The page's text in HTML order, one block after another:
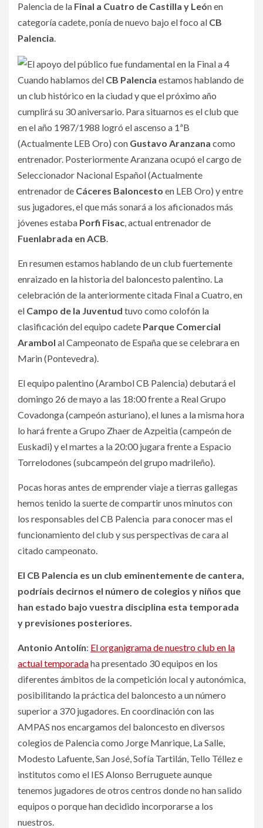
Palencia de la Final a Cuatro de Castilla y León en
categoría cadete, ponía de nuevo bajo el foco al CB
Palencia.
Cuando hablamos del CB Palencia estamos hablando de
un club histórico en la ciudad y que el próximo año
cumplirá su 30 aniversario. Para situarnos es el club que
en el año 1987/1988 logró el ascenso a 1ªB
(Actualmente LEB Oro) con Gustavo Aranzana como
entrenador. Posteriormente Aranzana ocupó el cargo de
Seleccionador Nacional Español (Actualmente
entrenador de Cáceres Baloncesto en LEB Oro) y entre
sus jugadores, el que más sonará a los aficionados más
jóvenes estaba Porfi Fisac, actual entrenador de
Fuenlabrada en ACB.
En resumen estamos hablando de un club fuertemente
enraizado en la historia del baloncesto palentino. La
celebración de la anteriormente citada Final a Cuatro, en
el Campo de la Juventud tuvo como colofón la
clasificación del equipo cadete Parque Comercial
Arambol al Campeonato de España que se celebrara en
Marin (Pontevedra).
El equipo palentino (Arambol CB Palencia) debutará el
domingo 26 de mayo a las 18:00 frente a Real Grupo
Covadonga (campeón asturiano), el lunes a la misma hora
lo hará frente a Grupo Zhaer de Azpeitia (campeón de
Euskadi) y el martes a la 20:00 jugara frente a Espacio
Torrelodones (subcampeón del grupo madrileño).
Pocas horas antes de emprender viaje a tierras gallegas
hemos tenido la suerte de compartir unos minutos con
los responsables del CB Palencia para conocer mas el
funcionamiento del club y sus perspectivas de cara al
citado campeonato.
El CB Palencia es un club eminentemente de cantera,
podríais decirnos el número de colegios y niños que
han estado bajo vuestra disciplina esta temporada
y previsiones posteriores.
Antonio Antolín: El organigrama de nuestro club en la
actual temporadaha presentado 30 equipos en los
diferentes ámbitos de la competición local y autonómica,
posibilitando la práctica del baloncesto a un número
superior a 370 jugadores. En coordinación con las
AMPAS nos encargamos del baloncesto en diversos
colegios de Palencia como Jorge Manrique, La Salle,
Modesto Lafuente, San José, Sofía Tartilán, Tello Téllez e
institutos como el IES Alonso Berruguete aunque
tenemos jugadores de otros centros donde no han salido
equipos o porque han decidido incorporarse a los
nuestros.